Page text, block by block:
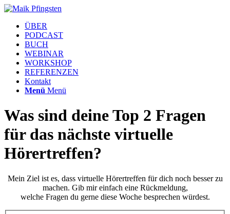
ÜBER
PODCAST
BUCH
WEBINAR
WORKSHOP
REFERENZEN
Kontakt
Menü Menü
Was sind deine Top 2 Fragen
für das nächste virtuelle
Hörertreffen?
Mein Ziel ist es, dass virtuelle Hörertreffen für dich noch besser zu
machen. Gib mir einfach eine Rückmeldung,
welche Fragen du gerne diese Woche besprechen würdest.